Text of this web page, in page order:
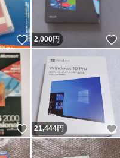
いいね！
2,000円
いいね！
21,444円